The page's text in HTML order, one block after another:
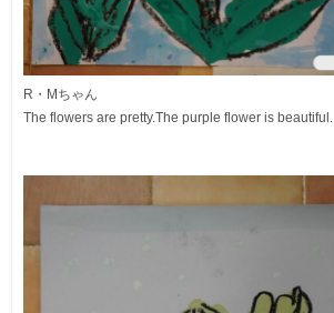
R・Mちゃん
The flowers are pretty.The purple flower is beautiful.